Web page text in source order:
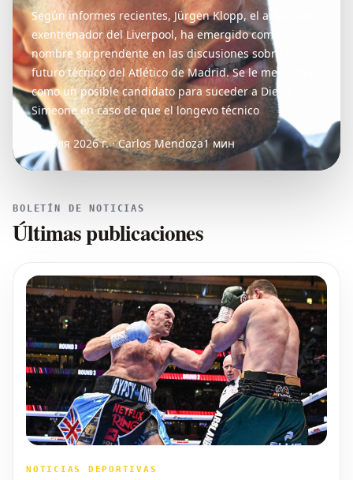
Según informes recientes, Jürgen Klopp, el aclamado
exentrenador del Liverpool, ha emergido como un
nombre sorprendente en las discusiones sobre el
futuro técnico del Atlético de Madrid. Se le menciona
como un posible candidato para suceder a Diego
Simeone en caso de que el longevo técnico
7 июля 2026 г. · Carlos Mendoza1 мин
BOLETÍN DE NOTICIAS
Últimas publicaciones
NOTICIAS DEPORTIVAS